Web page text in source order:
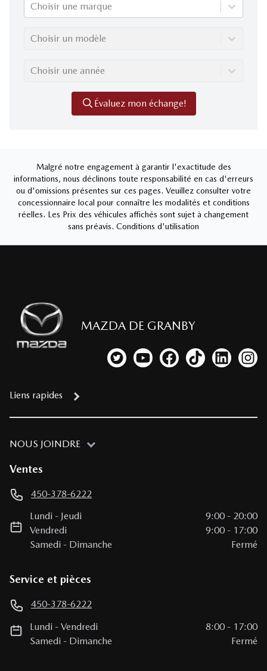
Choisir une marque
Choisir un modèle
Choisir une année
Évaluez mon échange!
Malgré notre engagement à garantir l'exactitude des
informations, nous déclinons toute responsabilité en cas d'erreurs
ou d'omissions présentes sur ces pages. Veuillez consulter votre
concessionnaire local pour connaître les modalités et conditions
réelles. Les Prix des véhicules affichés sont sujet à changement
sans préavis. Conditions d'utilisation
MAZDA DE GRANBY
Lien vers notre compte Twitter
Lien vers notre chaîne
Lien vers notre page
Lien vers notre
Lien vers
Lien
Liens rapides
NOUS JOINDRE
Ventes
450-378-6222
Lundi - Jeudi 9:00 - 20:00
Vendredi
9:00 - 17:00
Samedi - Dimanche Fermé
Service et pièces
450-378-6222
Lundi -Vendredi 8:00 - 17:00
Samedi - Dimanche Fermé